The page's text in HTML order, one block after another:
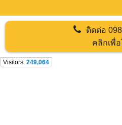
ติดต่อ
คลิกเพื่
Visitors: 249,064